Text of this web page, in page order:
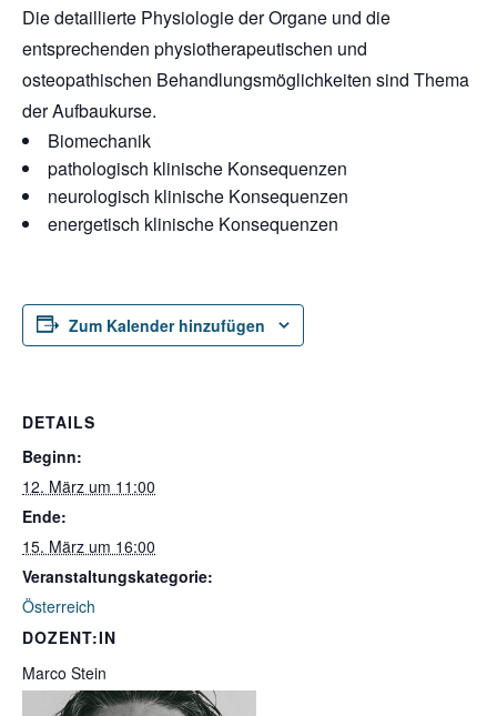
Die detaillierte Physiologie der Organe und die
entsprechenden physiotherapeutischen und
osteopathischen Behandlungsmöglichkeiten sind Thema
der Aufbaukurse.
Biomechanik
pathologisch klinische Konsequenzen
neurologisch klinische Konsequenzen
energetisch klinische Konsequenzen
Zum Kalender hinzufügen
DETAILS
Beginn:
12. März um 11:00
Ende:
15. März um 16:00
Veranstaltungskategorie:
Österreich
DOZENT:IN
Marco Stein